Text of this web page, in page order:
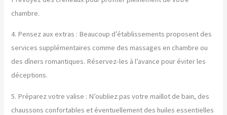
chambre.
4. Pensez aux extras : Beaucoup d’établissements proposent des
services supplémentaires comme des massages en chambre ou
des dîners romantiques. Réservez-les à l’avance pour éviter les
déceptions.
5. Préparez votre valise : N’oubliez pas votre maillot de bain, des
chaussons confortables et éventuellement des huiles essentielles